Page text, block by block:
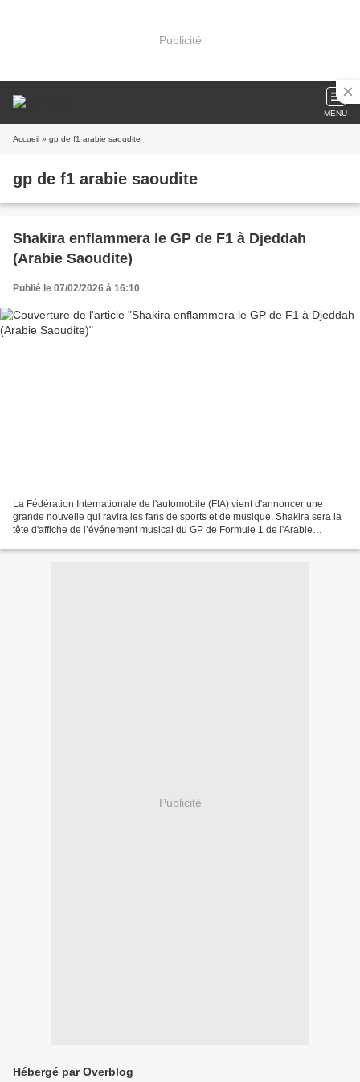
Publicité
MENU
Accueil » gp de f1 arabie saoudite
gp de f1 arabie saoudite
Shakira enflammera le GP de F1 à Djeddah
(Arabie Saoudite)
Publié le 07/02/2026 à 16:10
La Fédération Internationale de l'automobile (FIA) vient d'annoncer une
grande nouvelle qui ravira les fans de sports et de musique. Shakira sera la
tête d'affiche de l’événement musical du GP de Formule 1 de l'Arabie
Publicité
Hébergé par Overblog